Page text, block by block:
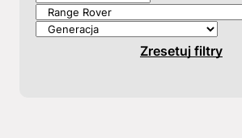
Zresetuj filtry